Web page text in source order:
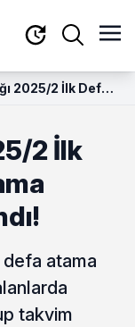
2025/2 İlk Defa
2 İlk
defa atama
takvim